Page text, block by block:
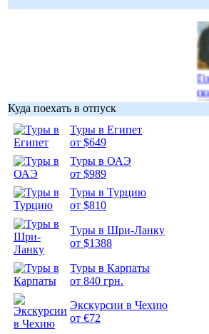
Куда поехать в отпуск
Туры в Египет
от $649
Туры в ОАЭ
от $989
Туры в Турцию
от $810
Туры в Шри-Ланку
от $1388
Туры в Карпаты
от 840 грн.
Экскурсии в Чехию
от €72